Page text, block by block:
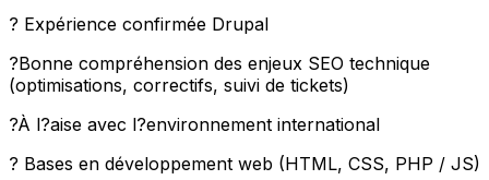
? Expérience confirmée Drupal
?Bonne compréhension des enjeux SEO technique
(optimisations, correctifs, suivi de tickets)
?À l?aise avec l?environnement international
? Bases en développement web (HTML, CSS, PHP / JS)